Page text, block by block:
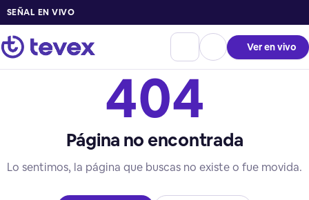
SEÑAL EN VIVO
Ver en vivo
404
Página no encontrada
Lo sentimos, la página que buscas no existe o fue movida.